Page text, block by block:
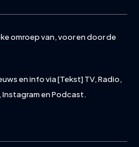
omroep van, voor en door de
en info via [Tekst] TV, Radio,
en Podcast.